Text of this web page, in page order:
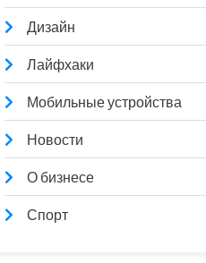
Дизайн
Лайфхаки
Мобильные устройства
Новости
О бизнесе
Спорт